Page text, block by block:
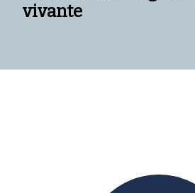
vivante